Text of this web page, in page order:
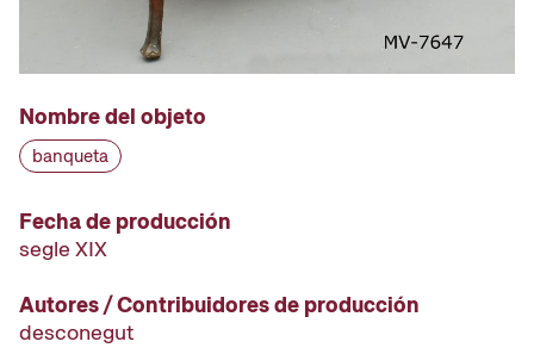
Nombre del objeto
banqueta
Fecha de producción
segle XIX
Autores / Contribuidores de producción
desconegut